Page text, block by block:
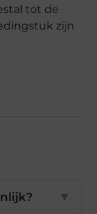
tot de
zijn
▼